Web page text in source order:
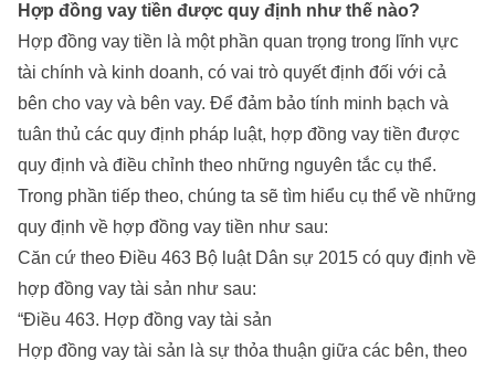
Hợp đồng vay tiền được quy định như thế nào?
Hợp đồng vay tiền là một phần quan trọng trong lĩnh vực
tài chính và kinh doanh, có vai trò quyết định đối với cả
bên cho vay và bên vay. Để đảm bảo tính minh bạch và
tuân thủ các quy định pháp luật, hợp đồng vay tiền được
quy định và điều chỉnh theo những nguyên tắc cụ thể.
Trong phần tiếp theo, chúng ta sẽ tìm hiểu cụ thể về những
quy định về hợp đồng vay tiền như sau:
Căn cứ theo Điều 463 Bộ luật Dân sự 2015 có quy định về
hợp đồng vay tài sản như sau:
“Điều 463. Hợp đồng vay tài sản
Hợp đồng vay tài sản là sự thỏa thuận giữa các bên, theo